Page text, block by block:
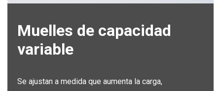
Muelles de capacidad
variable
Se ajustan a medida que aumenta la carga,